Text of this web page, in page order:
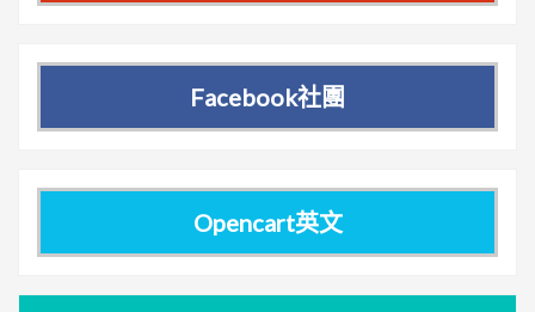
Facebook社團
Opencart英文